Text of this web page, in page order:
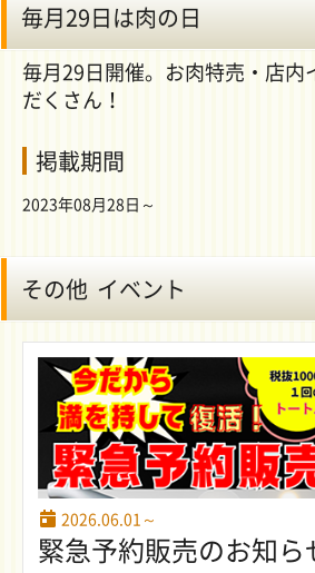
毎月29日は肉の日
毎月29日開催。お肉特売・店内
だくさん！
掲載期間
2023年08月28日～
その他 イベント
2026.06.01～
緊急予約販売のお知ら